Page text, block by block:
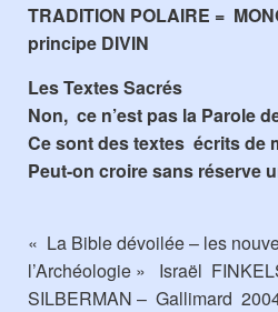
TRADITION POLAIRE =
principe DIVIN
Les Textes Sacrés
Non, ce n’est pas la Parole
Ce sont des textes écrits de
Peut-on croire sans réserve
« La Bible dévoilée – les
l’Archéologie » Israël
SILBERMAN – Gallimard